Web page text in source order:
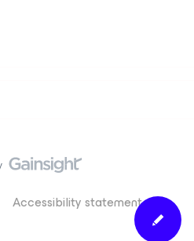
Accessibility statement